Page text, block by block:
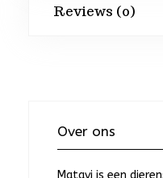
Reviews (0)
Over ons
Matavi is een